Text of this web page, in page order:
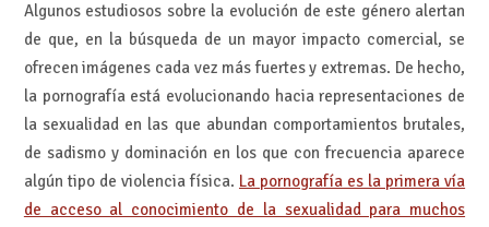
Algunos estudiosos sobre la evolución de este género alertan
de que, en la búsqueda de un mayor impacto comercial, se
ofrecen imágenes cada vez más fuertes y extremas. De hecho,
la pornografía está evolucionando hacia representaciones de
la sexualidad en las que abundan comportamientos brutales,
de sadismo y dominación en los que con frecuencia aparece
algún tipo de violencia física. La pornografía es la primera vía
de acceso al conocimiento de la sexualidad para muchos